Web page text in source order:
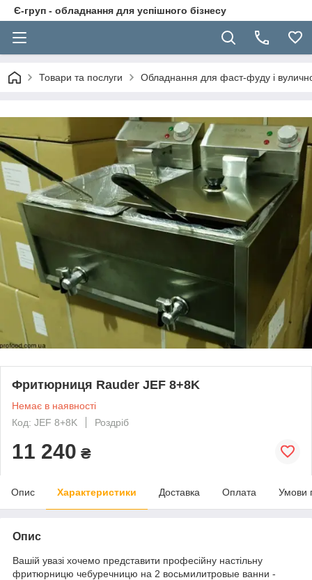
Є-груп - обладнання для успішного бізнесу
Товари та послуги Обладнання для фаст-фуду і
Фритюрниця Rauder JEF 8+8K
Немає в наявності
Код: JEF 8+8K
Роздріб
11 240 ₴
Опис Характеристики Доставка Оплата Умови
Опис
Вашій увазі хочемо представити професійну настільну
фритюрницю чебуречницю на 2 восьмилитровые ванни -